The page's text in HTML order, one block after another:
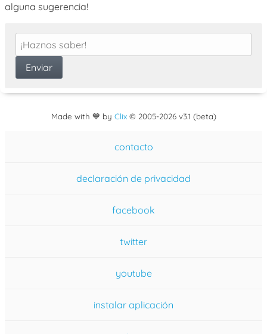
alguna sugerencia!
Made with 💙 by Clix© 2005-2026 v3.1 (beta)
contacto
declaración de privacidad
facebook
twitter
youtube
instalar aplicación